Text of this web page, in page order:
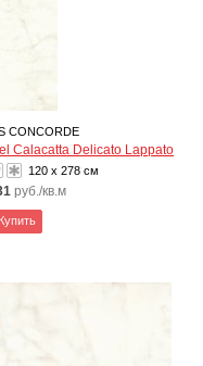
CONCORDE
Calacatta Delicato Lappato
120 x 278 см
руб./кв.м
Купить